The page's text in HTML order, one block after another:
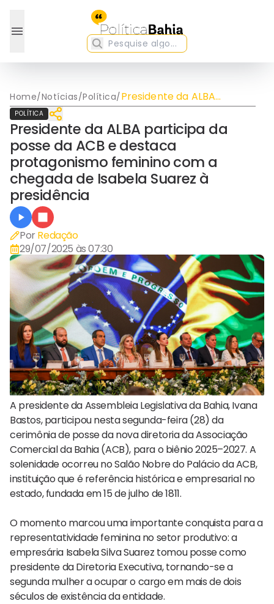
Home/Notícias/Política/Presidente da ALBA
participa da posse da ACB
e destaca protagonismo
feminino com a chegada
de Isabela Suarez à
presidência
POLÍTICA
Presidente da ALBA participa da
posse da ACB e destaca
protagonismo feminino com a
chegada de Isabela Suarez à
presidência
Por Redação
29/07/2025 às 07:30
A presidente da Assembleia Legislativa da Bahia, Ivana
Bastos, participou nesta segunda-feira (28) da
cerimônia de posse da nova diretoria da Associação
Comercial da Bahia (ACB), para o biênio 2025–2027. A
solenidade ocorreu no Salão Nobre do Palácio da ACB,
instituição que é referência histórica e empresarial no
estado, fundada em 15 de julho de 1811.
O momento marcou uma importante conquista para a
representatividade feminina no setor produtivo: a
empresária Isabela Silva Suarez tomou posse como
presidente da Diretoria Executiva, tornando-se a
segunda mulher a ocupar o cargo em mais de dois
séculos de existência da entidade.